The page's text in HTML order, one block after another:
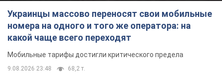
Украинцы массово переносят свои мобильные
номера на одного и того же оператора: на
какой чаще всего переходят
Мобильные тарифы достигли критического предела
9.08.2026 23:48 68,2 т.